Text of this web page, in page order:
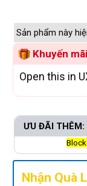
Sản phẩm này
Khuyến
Open this in
ƯU ĐÃI THÊM:
Block
Nhận Quà